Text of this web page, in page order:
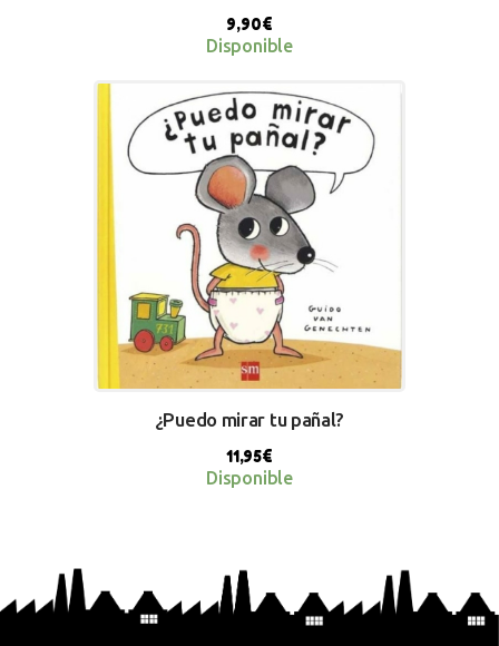
BUY NOW
9,90€
Disponible
¿Puedo mirar tu pañal?
11,95€
Disponible